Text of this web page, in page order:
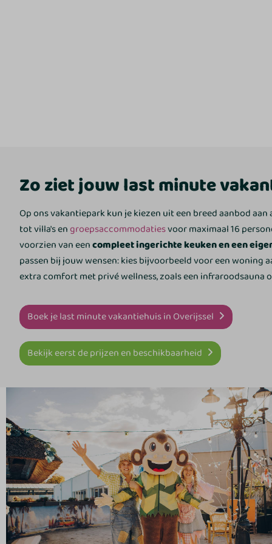
Zo ziet jouw last minute
Op ons vakantiepark kun je kiezen uit een breed aanbod
tot villa's en groepsaccommodatiesvoor maximaal 16
voorzien van eencompleet ingerichte keuken en een
passen bij jouw wensen: kies bijvoorbeeld voor een woning
extra comfort met privé wellness, zoals een infraroodsauna
Boek je last minute vakantiehuis in Overijssel
Bekijk eerst de prijzen en beschikbaarheid